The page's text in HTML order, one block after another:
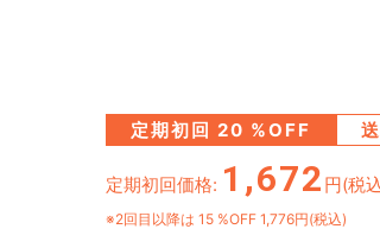
定期初回 20 %OFF
定期初回価格: 1,672 円(税
※2回目以降は 15 %OFF 1,776円(税込)